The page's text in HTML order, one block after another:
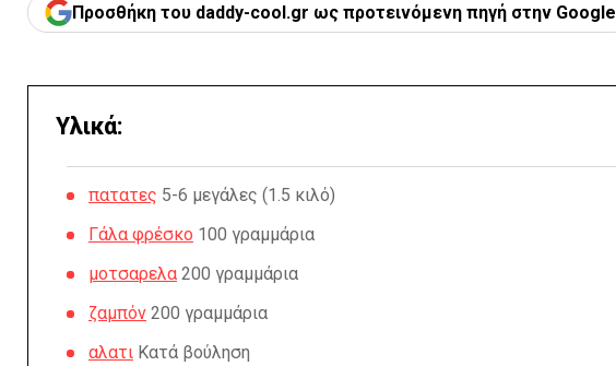
Προσθήκη του daddy-cool.gr ως προτεινόμενη πηγή στην Google
Υλικά:
πατατες 5-6 μεγάλες (1.5 κιλό)
Γάλα φρέσκο 100 γραμμάρια
μοτσαρελα 200 γραμμάρια
ζαμπόν 200 γραμμάρια
αλατι Κατά βούληση